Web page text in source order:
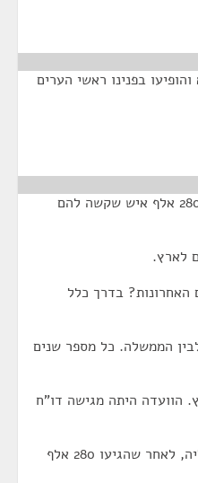
בפנינו ראשי הערים
אנחנו מנסים להיות לפה לאותם 280 אלף איש שקשה להם
לארץ.
בדרך כלל
הממשלה. כל מספר שנים
הוועדה היתה מגישה דו"ח
עכשיו, לאור המהפך בתחום העליה, לאחר שהגיעו 280 אלף